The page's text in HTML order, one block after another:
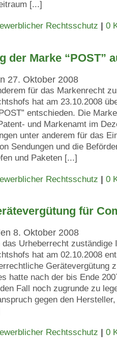
[...]
Rechtsschutz 0
der Marke “POST”
27. Oktober 2008
für das Markenrecht
hat am 23.10.2008
entschieden. Die
und Markenamt im
unter anderem für das
Sendungen und die
und Paketen [...]
Rechtsschutz | 0
für
8. Oktober 2008
das Urheberrecht zuständige
hat am 02.10.2008
Gerätevergütung
hatte nach der bis Ende
Fall noch zugrunde zu
gegen den
Rechtsschutz 0